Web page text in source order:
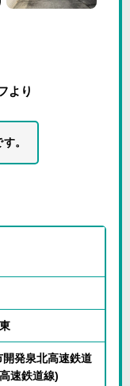
より
。
発泉北高速鉄道
速鉄道線)